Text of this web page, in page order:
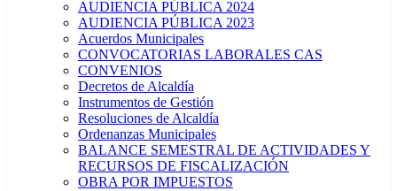
AUDIENCIA PÚBLICA 2024
AUDIENCIA PÚBLICA 2023
Acuerdos Municipales
CONVOCATORIAS LABORALES CAS
CONVENIOS
Decretos de Alcaldía
Instrumentos de Gestión
Resoluciones de Alcaldía
Ordenanzas Municipales
BALANCE SEMESTRAL DE ACTIVIDADES Y
RECURSOS DE FISCALIZACIÓN
OBRA POR IMPUESTOS